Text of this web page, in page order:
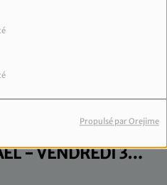
Propulsé par Orejime
- VENDREDI 10
- VENDREDI 3